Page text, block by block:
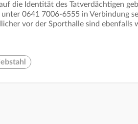
die Identität des Tatverdächtigen
0641 7006-6555 in Verbindung
vor der Sporthalle sind ebenfalls